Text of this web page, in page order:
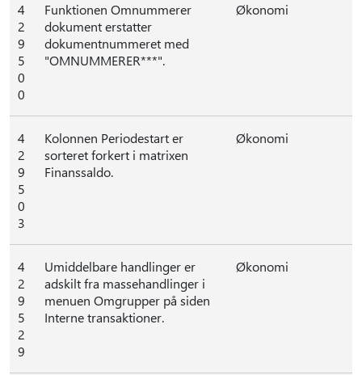
4
2
9
5
0
0
Funktionen Omnummerer
dokument erstatter
dokumentnummeret med
"OMNUMMERER***".
Økonomi
4
2
9
5
0
3
Kolonnen Periodestart er
sorteret forkert i matrixen
Finanssaldo.
Økonomi
4
2
9
5
2
9
Umiddelbare handlinger er
adskilt fra massehandlinger i
menuen Omgrupper på siden
Interne transaktioner.
Økonomi